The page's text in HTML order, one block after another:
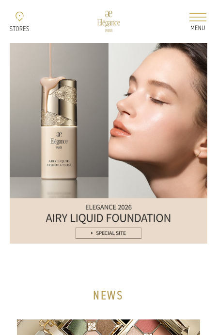
コレクション
ELEGANCE 2026 AUTUMN
ELEGANCE 2026
AIRY LIQUID FOUNDATION
アイ
NEWS